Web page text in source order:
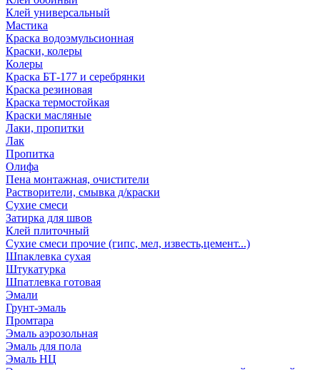
Клей универсальный
Мастика
Краска водоэмульсионная
Краски, колеры
Колеры
Краска БТ-177 и серебрянки
Краска резиновая
Краска термостойкая
Краски масляные
Лаки, пропитки
Лак
Пропитка
Олифа
Пена монтажная, очистители
Растворители, смывка д/краски
Сухие смеси
Затирка для швов
Клей плиточный
Сухие смеси прочие (гипс, мел, известь,цемент...)
Шпаклевка сухая
Штукатурка
Шпатлевка готовая
Эмали
Грунт-эмаль
Промтара
Эмаль аэрозольная
Эмаль для пола
Эмаль НЦ